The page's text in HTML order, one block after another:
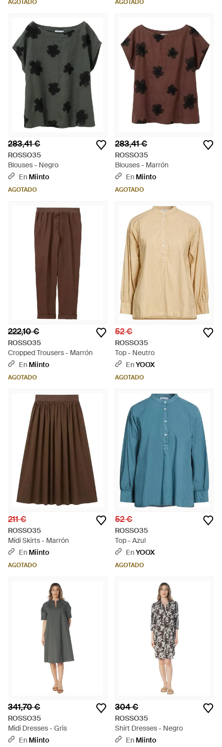
AGOTADO AGOTADO
283,41 €
ROSSO35
Blouses - Negro
En Miinto
AGOTADO
283,41 €
ROSSO35
Blouses - Marrón
En Miinto
AGOTADO
222,10 €
ROSSO35
Cropped Trousers - Marrón
En Miinto
AGOTADO
52 €
ROSSO35
Top - Neutro
EnYOOX
AGOTADO
211 €
ROSSO35
Midi Skirts - Marrón
En Miinto
AGOTADO
52 €
ROSSO35
Top - Azul
EnYOOX
AGOTADO
341,70 €
ROSSO35
Midi Dresses - Gris
En Miinto
304 €
ROSSO35
Shirt Dresses - Negro
En Miinto